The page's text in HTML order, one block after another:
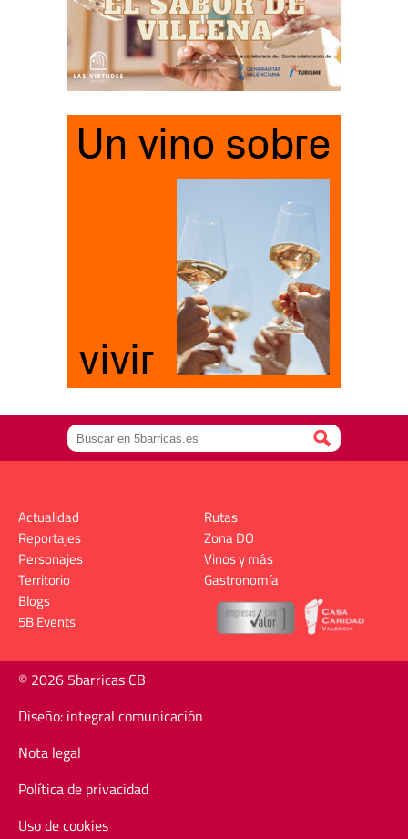
Actualidad
Reportajes
Personajes
Territorio
Rutas
Zona DO
Vinos y más
Gastronomía
Blogs
5B Events
© 2026 5barricas CB
Diseño: integral comunicación
Nota legal
Política de privacidad
Uso de cookies